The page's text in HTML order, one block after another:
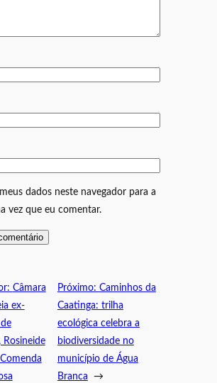
dados neste navegador para a
vez que eu comentar.
Câmara
ex-
Rosineide
Próximo: Caminhos da
Caatinga: trilha
ecológica celebra a
biodiversidade no
município de Água
Branca →